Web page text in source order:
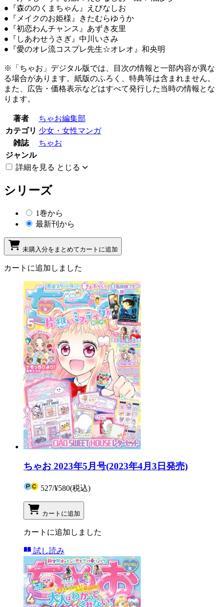
●『森ののくまちゃん』えびなしお
●『メイクのお姫様』きたむらゆうか
●『初恋わんチャンス』あずき友里
●『しあわせうさぎ』中川いさみ
●『愛のオレ流コスプレ先生☆オレオ』和央明
※「ちゃお」デジタル版では、目次の情報と一部内容が異な
る場合があります。紙版のふろく、特典等は含まれません。
また、広告・価格表示などはすべて発行した当時の情報とな
ります。
著者
ちゃお編集部
カテゴリ 少女・女性マンガ
雑誌
ちゃお
ジャンル
詳細を見る とじる
シリーズ
1巻から
最新刊から
未購入分をまとめてカートに追加
カートに追加しました
ちゃお 2023年5月号(2023年4月3日発売)
527/¥580(税込)
カートに追加
カートに追加しました
試し読み